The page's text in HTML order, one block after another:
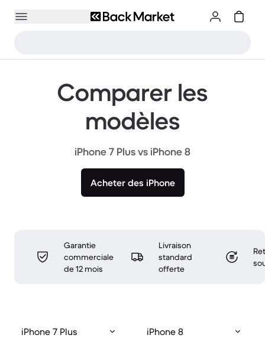
Comparer les
modèles
iPhone 7 Plus vs iPhone 8
Acheter des iPhone
Garantie
commerciale
de 12 mois
Livraison
standard
offerte
iPhone 7 Plus iPhone 8